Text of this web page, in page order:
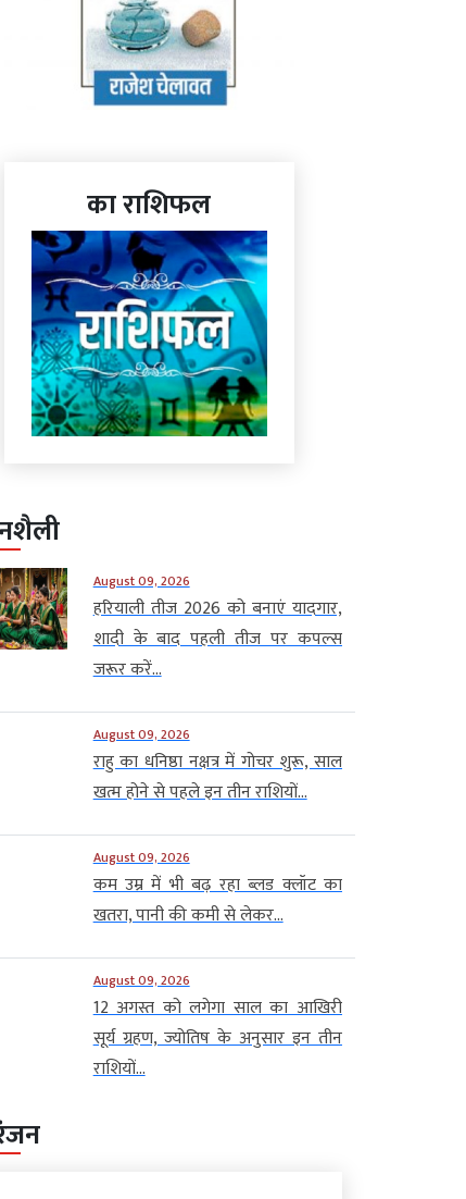
का राशिफल
August 09, 2026
हरियाली तीज 2026 को बनाएं यादगार,
शादी के बाद पहली तीज पर कपल्स
जरूर करें...
August 09, 2026
राहु का धनिष्ठा नक्षत्र में गोचर शुरू, साल
खत्म होने से पहले इन तीन राशियों...
August 09, 2026
कम उम्र में भी बढ़ रहा ब्लड क्लॉट का
खतरा, पानी की कमी से लेकर...
August 09, 2026
12 अगस्त को लगेगा साल का आखिरी
सूर्य ग्रहण, ज्योतिष के अनुसार इन तीन
राशियों...